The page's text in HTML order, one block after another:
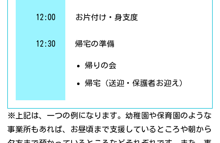
12:00 お片付け・身支度
12:30 帰宅の準備
帰りの会
帰宅（送迎・保護者お迎え）
※上記は、一つの例になります。幼稚園や保育園のような
事業所もあれば、お昼頃まで支援しているところや朝から